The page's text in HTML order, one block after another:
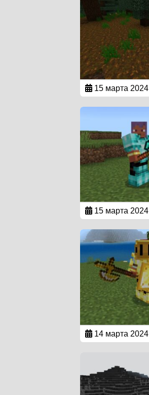
15 марта 2024
15 марта 2024
14 марта 2024